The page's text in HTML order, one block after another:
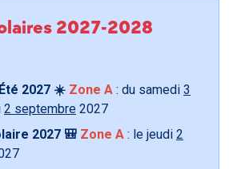
2027-2028
2027 ☀️ Zone A : du samedi 3
2 septembre 2027
2027 🎒 Zone A : le jeudi 2